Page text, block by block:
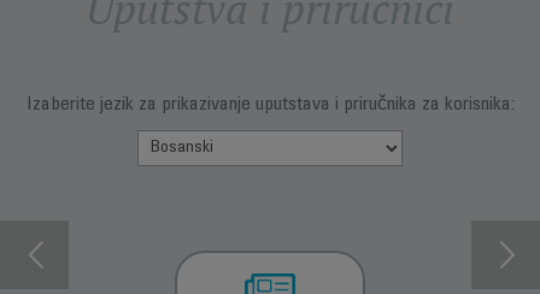
Izaberite jezik za prikazivanje uputstava i priručnika za korisnika: